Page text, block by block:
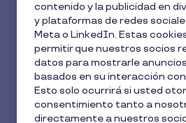
Buscar
Beneficiario
¿Cuál es la
el tipo marginal y
medio?
contenido y la publicidad en
y plataformas de redes
Meta o LinkedIn. Estas
permitir que nuestros socios
datos para mostrarle
basados en su interacción
Esto solo ocurrirá si usted
consentimiento tanto a
directamente a nuestros